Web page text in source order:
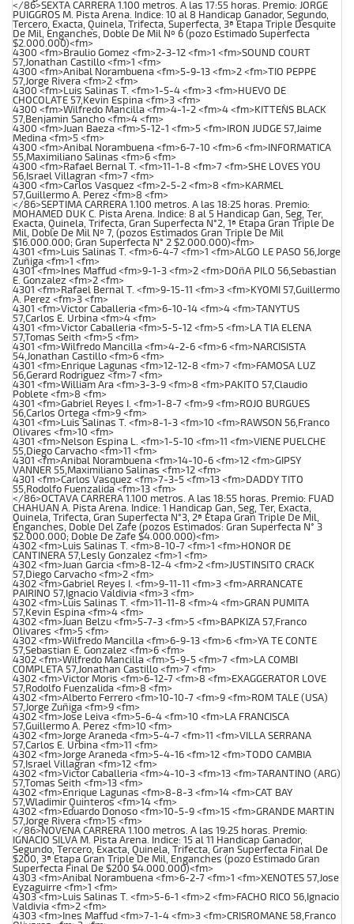
</86>SEXTA CARRERA 1.100 metros. A las 17:55 horas. Premio: JORGE
PUIGGROS M. Pista Arena. Indice: 10 al 8 Handicap Ganador, Segundo,
Tercero, Exacta, Quinela, Trifecta, Superfecta, 3ª Etapa Triple Desquite
De Mil, Enganches, Doble De Mil Nº 6 (pozo Estimado Superfecta
$2.000.000)<fm>
4300 <fm>Braulio Gomez <fm>2-3-12 <fm>1 <fm>SOUND COURT
57,Jonathan Castillo <fm>1 <fm>
4300 <fm>Anibal Norambuena <fm>5-9-13 <fm>2 <fm>TIO PEPPE
57,Jorge Rivera <fm>2 <fm>
4300 <fm>Luis Salinas T. <fm>1-5-4 <fm>3 <fm>HUEVO DE
CHOCOLATE 57,Kevin Espina <fm>3 <fm>
4300 <fm>Wilfredo Mancilla <fm>4-1-2 <fm>4 <fm>KITTEN`S BLACK
57,Benjamin Sancho <fm>4 <fm>
4300 <fm>Juan Baeza <fm>5-12-1 <fm>5 <fm>IRON JUDGE 57,Jaime
Medina <fm>5 <fm>
4300 <fm>Anibal Norambuena <fm>6-7-10 <fm>6 <fm>INFORMATICA
55,Maximiliano Salinas <fm>6 <fm>
4300 <fm>Rafael Bernal T. <fm>11-1-8 <fm>7 <fm>SHE LOVES YOU
56,Israel Villagran <fm>7 <fm>
4300 <fm>Carlos Vasquez <fm>2-5-2 <fm>8 <fm>KARMEL
57,Guillermo A. Perez <fm>8 <fm>
</86>SEPTIMA CARRERA 1.100 metros. A las 18:25 horas. Premio:
MOHAMED DUK C. Pista Arena. Indice: 8 al 5 Handicap Gan, Seg, Ter,
Exacta, Quinela, Trifecta, Gran Superfecta N°2, 1ª Etapa Gran Triple De
Mil, Doble De Mil Nº 7, (pozos Estimados Gran Triple De Mil
$16.000.000; Gran Superfecta N° 2 $2.000.000)<fm>
4301 <fm>Luis Salinas T. <fm>6-4-7 <fm>1 <fm>ALGO LE PASO 56,Jorge
Zuñiga <fm>1 <fm>
4301 <fm>Ines Maffud <fm>9-1-3 <fm>2 <fm>DOñA PILO 56,Sebastian
E. Gonzalez <fm>2 <fm>
4301 <fm>Rafael Bernal T. <fm>9-15-11 <fm>3 <fm>KYOMI 57,Guillermo
A. Perez <fm>3 <fm>
4301 <fm>Victor Caballeria <fm>6-10-14 <fm>4 <fm>TANYTUS
57,Carlos E. Urbina <fm>4 <fm>
4301 <fm>Victor Caballeria <fm>5-5-12 <fm>5 <fm>LA TIA ELENA
57,Tomas Seith <fm>5 <fm>
4301 <fm>Wilfredo Mancilla <fm>4-2-6 <fm>6 <fm>NARCISISTA
54,Jonathan Castillo <fm>6 <fm>
4301 <fm>Enrique Lagunas <fm>12-12-8 <fm>7 <fm>FAMOSA LUZ
56,Gerard Rodriguez <fm>7 <fm>
4301 <fm>William Ara <fm>3-3-9 <fm>8 <fm>PAKITO 57,Claudio
Poblete <fm>8 <fm>
4301 <fm>Gabriel Reyes I. <fm>1-8-7 <fm>9 <fm>ROJO BURGUES
56,Carlos Ortega <fm>9 <fm>
4301 <fm>Luis Salinas T. <fm>8-1-3 <fm>10 <fm>RAWSON 56,Franco
Olivares <fm>10 <fm>
4301 <fm>Nelson Espina L. <fm>1-5-10 <fm>11 <fm>VIENE PUELCHE
55,Diego Carvacho <fm>11 <fm>
4301 <fm>Anibal Norambuena <fm>14-10-6 <fm>12 <fm>GIPSY
VANNER 55,Maximiliano Salinas <fm>12 <fm>
4301 <fm>Carlos Vasquez <fm>7-3-5 <fm>13 <fm>DADDY TITO
55,Rodolfo Fuenzalida <fm>13 <fm>
</86>OCTAVA CARRERA 1.100 metros. A las 18:55 horas. Premio: FUAD
CHAHUAN A. Pista Arena. Indice: 1 Handicap Gan, Seg, Ter, Exacta,
Quinela, Trifecta, Gran Superfecta N°3, 2ª Etapa Gran Triple De Mil,
Enganches, Doble Del Zafe (pozos Estimados: Gran Superfecta N° 3
$2.000.000; Doble De Zafe $4.000.000)<fm>
4302 <fm>Luis Salinas T. <fm>8-10-7 <fm>1 <fm>HONOR DE
CANTINERA 57,Lesly Gonzalez <fm>1 <fm>
4302 <fm>Juan Garcia <fm>8-12-4 <fm>2 <fm>JUSTINSITO CRACK
57,Diego Carvacho <fm>2 <fm>
4302 <fm>Gabriel Reyes I. <fm>9-11-11 <fm>3 <fm>ARRANCATE
PAIRINO 57,Ignacio Valdivia <fm>3 <fm>
4302 <fm>Luis Salinas T. <fm>11-11-8 <fm>4 <fm>GRAN PUMITA
57,Kevin Espina <fm>4 <fm>
4302 <fm>Juan Belzu <fm>5-7-3 <fm>5 <fm>BAPKIZA 57,Franco
Olivares <fm>5 <fm>
4302 <fm>Wilfredo Mancilla <fm>6-9-13 <fm>6 <fm>YA TE CONTE
57,Sebastian E. Gonzalez <fm>6 <fm>
4302 <fm>Wilfredo Mancilla <fm>5-9-5 <fm>7 <fm>LA COMBI
COMPLETA 57,Jonathan Castillo <fm>7 <fm>
4302 <fm>Victor Moris <fm>6-12-7 <fm>8 <fm>EXAGGERATOR LOVE
57,Rodolfo Fuenzalida <fm>8 <fm>
4302 <fm>Alberto Ferrero <fm>10-10-7 <fm>9 <fm>ROM TALE (USA)
57,Jorge Zuñiga <fm>9 <fm>
4302 <fm>Jose Leiva <fm>5-6-4 <fm>10 <fm>LA FRANCISCA
57,Guillermo A. Perez <fm>10 <fm>
4302 <fm>Jorge Araneda <fm>5-4-7 <fm>11 <fm>VILLA SERRANA
57,Carlos E. Urbina <fm>11 <fm>
4302 <fm>Jorge Araneda <fm>5-4-16 <fm>12 <fm>TODO CAMBIA
57,Israel Villagran <fm>12 <fm>
4302 <fm>Victor Caballeria <fm>4-10-3 <fm>13 <fm>TARANTINO (ARG)
57,Tomas Seith <fm>13 <fm>
4302 <fm>Enrique Lagunas <fm>8-8-3 <fm>14 <fm>CAT BAY
57,Wladimir Quinteros <fm>14 <fm>
4302 <fm>Eduardo Donoso <fm>10-5-9 <fm>15 <fm>GRANDE MARTIN
57,Jorge Rivera <fm>15 <fm>
</86>NOVENA CARRERA 1.100 metros. A las 19:25 horas. Premio:
IGNACIO SILVA M. Pista Arena. Indice: 15 al 11 Handicap Ganador,
Segundo, Tercero, Exacta, Quinela, Trifecta, Gran Superfecta Final De
$200, 3ª Etapa Gran Triple De Mil, Enganches (pozo Estimado Gran
Superfecta Final De $200 $4.000.000)<fm>
4303 <fm>Anibal Norambuena <fm>6-2-7 <fm>1 <fm>XENOTES 57,Jose
Eyzaguirre <fm>1 <fm>
4303 <fm>Luis Salinas T. <fm>5-6-1 <fm>2 <fm>FACHO RICO 56,Ignacio
Valdivia <fm>2 <fm>
4303 <fm>Ines Maffud <fm>7-1-4 <fm>3 <fm>CRISROMANE 58,Franco